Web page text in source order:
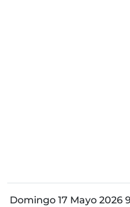
Domingo 17 Mayo 2026